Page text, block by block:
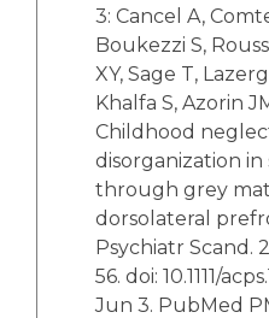
3: Cancel A,
Boukezzi S,
XY, Sage T,
Khalfa S, Azorin
Childhood
disorganization
through grey
dorsolateral
Psychiatr Scand.
56. doi: 10.1111/
Jun 3. PubMed